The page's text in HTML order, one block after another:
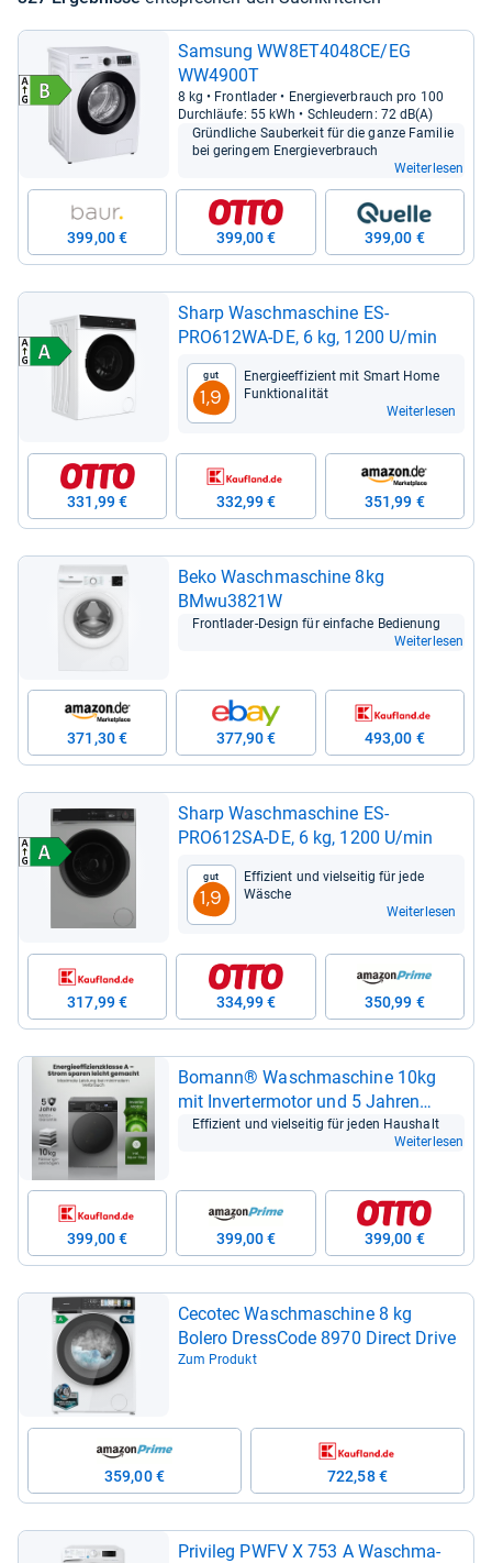
Sam­sung WW8ET4048CE/EG
WW4900T
8 kg • Front­la­der • Ener­gie­ver­brauch pro 100
Durch­läufe: 55 kWh • Schleu­dern: 72 dB(A)
Gründ­li­che Sau­ber­keit für die ganze Fami­lie
bei gerin­gem Ener­gie­ver­brauch
Weiterlesen
399,00 € 399,00 € 399,00 €
Sharp Wasch­ma­schine ES-​
PRO612WA-​DE, 6 kg, 1200 U/min
Gut
1,9
Ener­gie­ef­fi­zi­ent mit Smart Home
Funk­tio­na­li­tät
Weiterlesen
331,99 € 332,99 € 351,99 €
Beko Wasch­ma­schine 8kg
BMwu3821W
Front­la­der-​Design für ein­fa­che Bedie­nung
Weiterlesen
371,30 € 377,90 € 493,00 €
Sharp Wasch­ma­schine ES-​
PRO612SA-​DE, 6 kg, 1200 U/min
Gut
1,9
Effi­zi­ent und viel­sei­tig für jede
Wäsche
Weiterlesen
317,99 € 334,99 € 350,99 €
Bomann® Wasch­ma­schine 10kg
mit Inver­ter­mo­tor und 5 Jah­ren
Garan­tie
Effi­zi­ent und viel­sei­tig für jeden Haus­halt
Weiterlesen
399,00 € 399,00 € 399,00 €
Ceco­tec Wasch­ma­schine 8 kg
Bolero Dress­Code 8970 Direct Drive
Zum Produkt
359,00 € 722,58 €
Pri­vi­leg PWFV X 753 A Wasch­ma­